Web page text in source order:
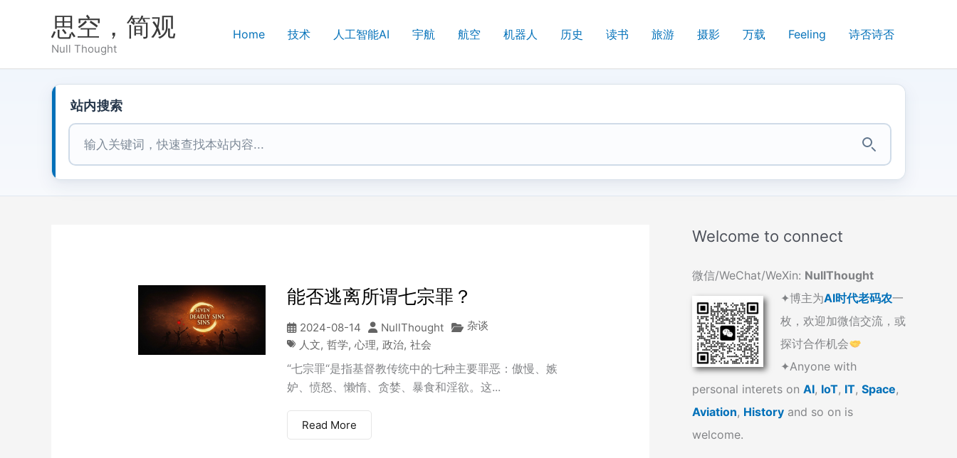
思空，简观
Null Thought
Home 技术 人工智能AI 宇航 航空 机器人 历史 读书 旅游 摄影 万载 Feeling 诗否诗否
站内搜索
站内搜索
能否逃离所谓七宗罪？
2024-08-14 NullThought
杂谈
人文, 哲学, 心理, 政治, 社会
“七宗罪“是指基督教传统中的七种主要罪恶：傲慢、嫉
妒、愤怒、懒惰、贪婪、暴食和淫欲。这...
Read More
Welcome to connect
微信/WeChat/WeXin: NullThought
✦博主为AI时代老码农一
枚，欢迎加微信交流，或
探讨合作机会
✦Anyone with
personal interets on AI, IoT, IT, Space,
Aviation, History and so on is
welcome.